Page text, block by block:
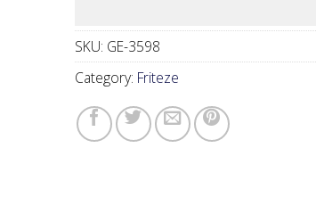
SKU: GE-3598
Category: Friteze